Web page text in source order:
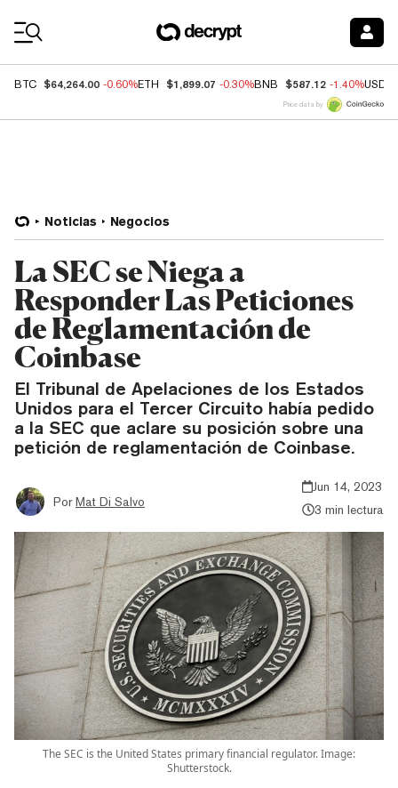
BTC $64,264.00 -0.60%ETH $1,899.07 -0.30%BNB $587.12 -1.40%USDC
Price data by
Noticias Negocios
La SEC se Niega a
Responder Las Peticiones
de Reglamentación de
Coinbase
El Tribunal de Apelaciones de los Estados
Unidos para el Tercer Circuito había pedido
a la SEC que aclare su posición sobre una
petición de reglamentación de Coinbase.
Por Mat Di Salvo
Jun 14, 2023
3 min lectura
The SEC is the United States primary financial regulator. Image:
Shutterstock.